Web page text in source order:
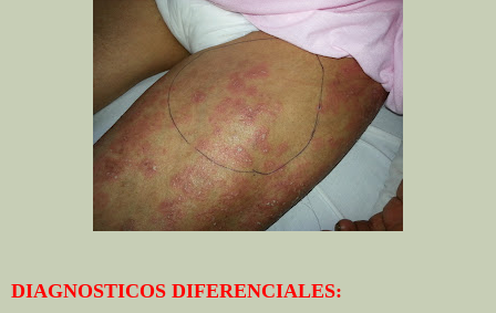
DIAGNOSTICOS DIFERENCIALES: